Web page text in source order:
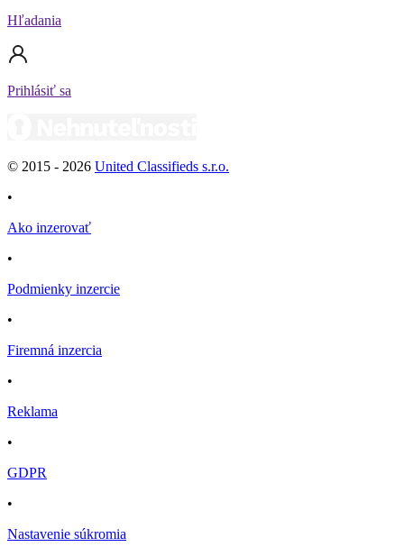
Hľadania
Prihlásiť sa
© 2015 - 2026 United Classifieds s.r.o.
•
Ako inzerovať
•
Podmienky inzercie
•
Firemná inzercia
•
Reklama
•
GDPR
•
Nastavenie súkromia